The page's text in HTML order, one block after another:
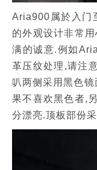
Aria900属於入门
的外观设计非常
满的诚意.例如
革压纹处理,请注
叭两侧采用黑色
果不喜欢黑色者,
分漂亮.顶板部份